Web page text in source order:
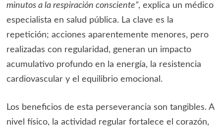
minutos a la respiración consciente”, explica un médico
especialista en salud pública. La clave es la
repetición; acciones aparentemente menores, pero
realizadas con regularidad, generan un impacto
acumulativo profundo en la energía, la resistencia
cardiovascular y el equilibrio emocional.
Los beneficios de esta perseverancia son tangibles. A
nivel físico, la actividad regular fortalece el corazón,